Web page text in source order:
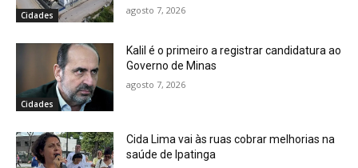
Cidades agosto 7, 2026
Cidades
Kalil é o primeiro a registrar candidatura ao
Governo de Minas
agosto 7, 2026
Cida Lima vai às ruas cobrar melhorias na
saúde de Ipatinga